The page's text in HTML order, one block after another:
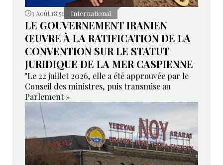
3 Août 18:51 International
LE GOUVERNEMENT IRANIEN
ŒUVRE À LA RATIFICATION DE LA
CONVENTION SUR LE STATUT
JURIDIQUE DE LA MER CASPIENNE
"Le 22 juillet 2026, elle a été approuvée par le
Conseil des ministres, puis transmise au
Parlement »